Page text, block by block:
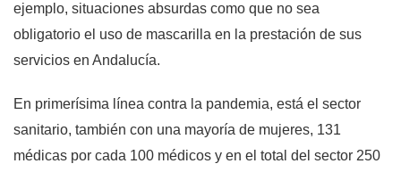
ejemplo, situaciones absurdas como que no sea
obligatorio el uso de mascarilla en la prestación de sus
servicios en Andalucía.
En primerísima línea contra la pandemia, está el sector
sanitario, también con una mayoría de mujeres, 131
médicas por cada 100 médicos y en el total del sector 250